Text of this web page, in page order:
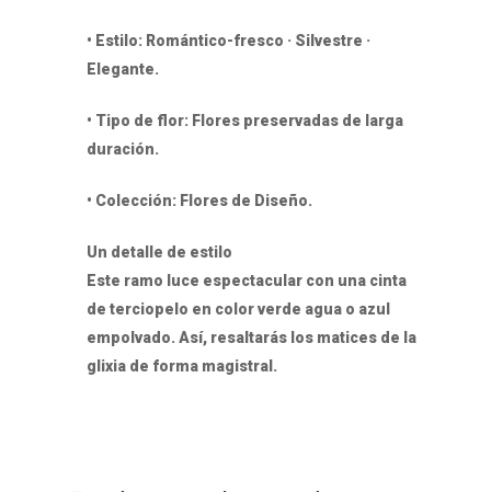
• Estilo: Romántico-fresco · Silvestre ·
Elegante.
• Tipo de flor: Flores preservadas de larga
duración.
• Colección: Flores de Diseño.
Un detalle de estilo
Este ramo luce espectacular con una cinta
de terciopelo en color verde agua o azul
empolvado. Así, resaltarás los matices de la
glixia de forma magistral.